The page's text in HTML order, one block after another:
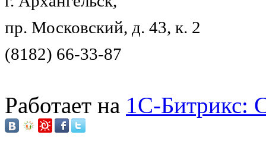
пр. Московский, д. 43, к. 2
(8182) 66-33-87
Работает на 1C-Битрикс: